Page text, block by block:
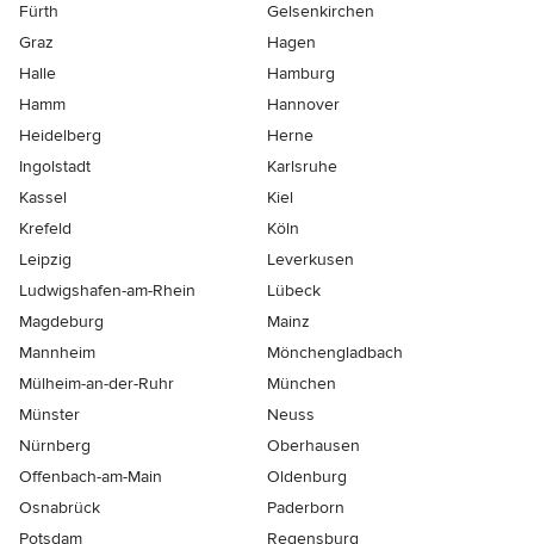
Fürth
Gelsenkirchen
Graz
Hagen
Halle
Hamburg
Hamm
Hannover
Heidelberg
Herne
Ingolstadt
Karlsruhe
Kassel
Kiel
Krefeld
Köln
Leipzig
Leverkusen
Ludwigshafen-am-Rhein
Lübeck
Magdeburg
Mainz
Mannheim
Mönchen­gladbach
Mülheim-an-der-Ruhr
München
Münster
Neuss
Nürnberg
Oberhausen
Offenbach-am-Main
Oldenburg
Osnabrück
Paderborn
Potsdam
Regensburg